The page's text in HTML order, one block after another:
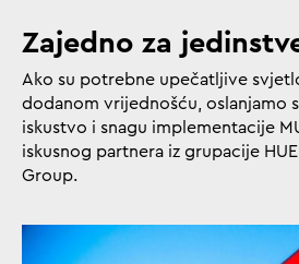
Zajedno za
Ako su potrebne upečatljive
dodanom vrijednošću, oslanjamo
iskustvo i snagu implementacije
iskusnog partnera iz grupacije
Group.